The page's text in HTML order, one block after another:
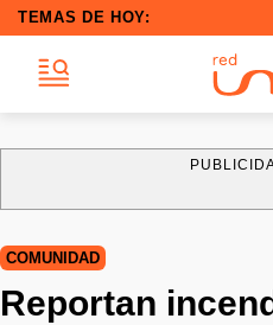
TEMAS DE HOY:
COMUNIDAD
Reportan